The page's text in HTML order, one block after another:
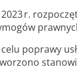
r.
poprawy